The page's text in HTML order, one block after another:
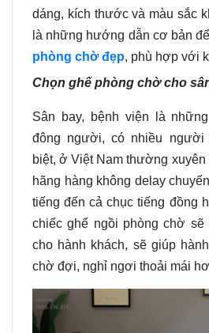
dáng, kích thước và màu sắc
là những hướng dẫn cơ bản
phòng chờ đẹp, phù hợp với
Chọn ghế phòng chờ cho
Sân bay, bệnh viện là
đông người, có nhiều
biệt, ở Việt Nam thường xuyên
hãng hàng không delay
tiếng đến cả chục tiếng đồng
chiếc ghế ngồi phòng chờ
cho hành khách, sẽ giúp
chờ đợi, nghỉ ngơi thoải mái